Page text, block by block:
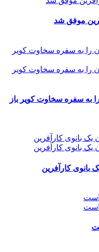
موفق شد
به سفره سخاوت کویر باز
بانوی کارآفرین